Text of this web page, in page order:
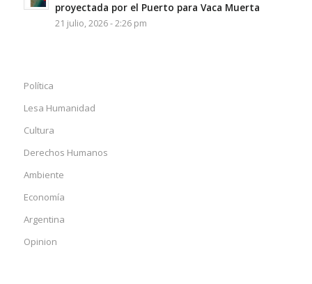
proyectada por el Puerto para Vaca Muerta
21 julio, 2026 - 2:26 pm
Política
Lesa Humanidad
Cultura
Derechos Humanos
Ambiente
Economía
Argentina
Opinion